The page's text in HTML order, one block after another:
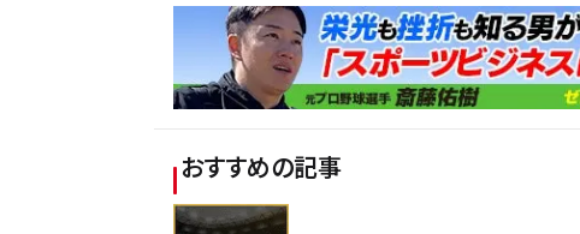
おすすめの記事